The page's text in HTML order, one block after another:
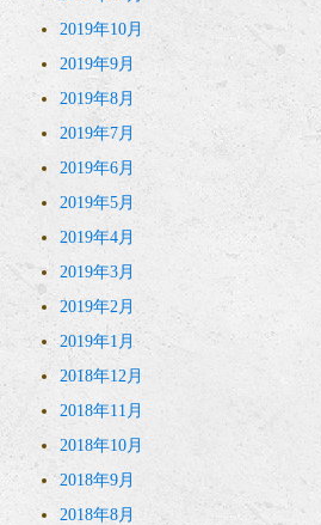
2019年10月
2019年9月
2019年8月
2019年7月
2019年6月
2019年5月
2019年4月
2019年3月
2019年2月
2019年1月
2018年12月
2018年11月
2018年10月
2018年9月
2018年8月